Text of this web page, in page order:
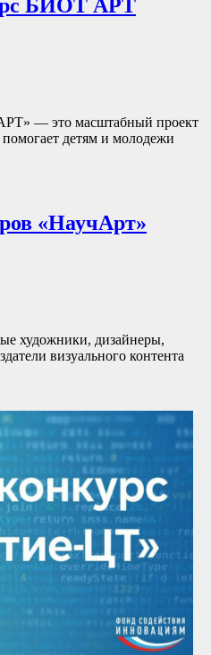
БИОТ АРТ
— это масштабный проект
детям и молодежи
«НаучАрт»
художники, дизайнеры,
визуального контента